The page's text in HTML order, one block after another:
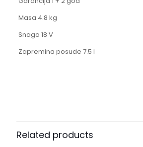
Masa 4.8 kg
Snaga 18 V
Zapremina posude 7.5 l
Related products